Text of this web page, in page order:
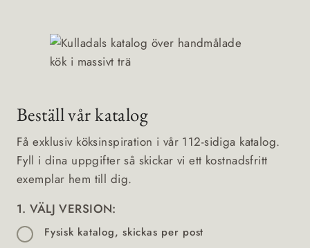
Beställ vår katalog
Få exklusiv köksinspiration i vår 112-sidiga katalog.
Fyll i dina uppgifter så skickar vi ett kostnadsfritt
exemplar hem till dig.
1. VÄLJ VERSION:
Fysisk katalog, skickas per post